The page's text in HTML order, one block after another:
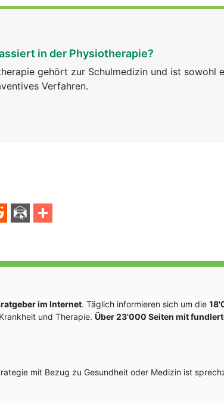
in der Physiotherapie?
gehört zur Schulmedizin und ist sowohl
Verfahren.
im Internet. Täglich informieren sich um die
und Therapie. Über 23'000 Seiten mit
mit Bezug zu Gesundheit oder Medizin ist